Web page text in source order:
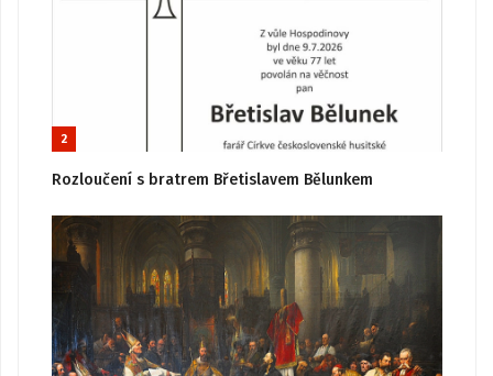
2
Rozloučení s bratrem Břetislavem Bělunkem